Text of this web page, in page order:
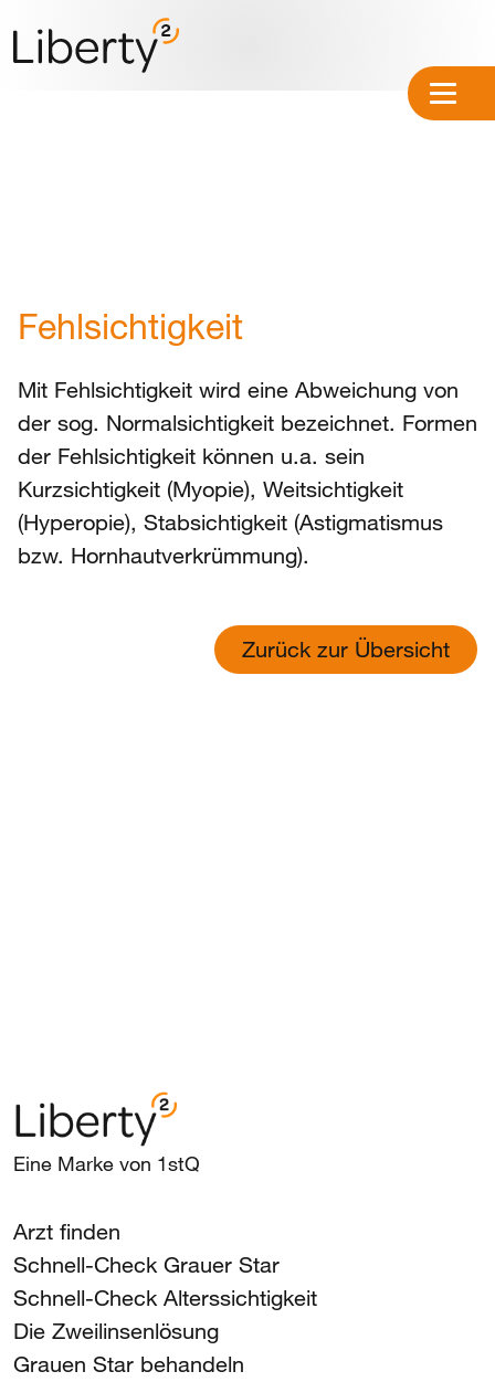
Fehlsichtigkeit
Mit Fehlsichtigkeit wird eine Abweichung von
der sog. Normalsichtigkeit bezeichnet. Formen
der Fehlsichtigkeit können u.a. sein
Kurzsichtigkeit (Myopie), Weitsichtigkeit
(Hyperopie), Stabsichtigkeit (Astigmatismus
bzw. Hornhautverkrümmung).
Zurück zur Übersicht
Eine Marke von 1stQ
Arzt finden
Schnell-Check Grauer Star
Schnell-Check Alterssichtigkeit
Die Zweilinsenlösung
Grauen Star behandeln